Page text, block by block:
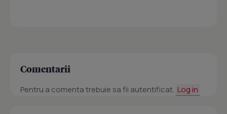
Comentarii
Pentru a comenta trebuie sa fii autentificat. Log in